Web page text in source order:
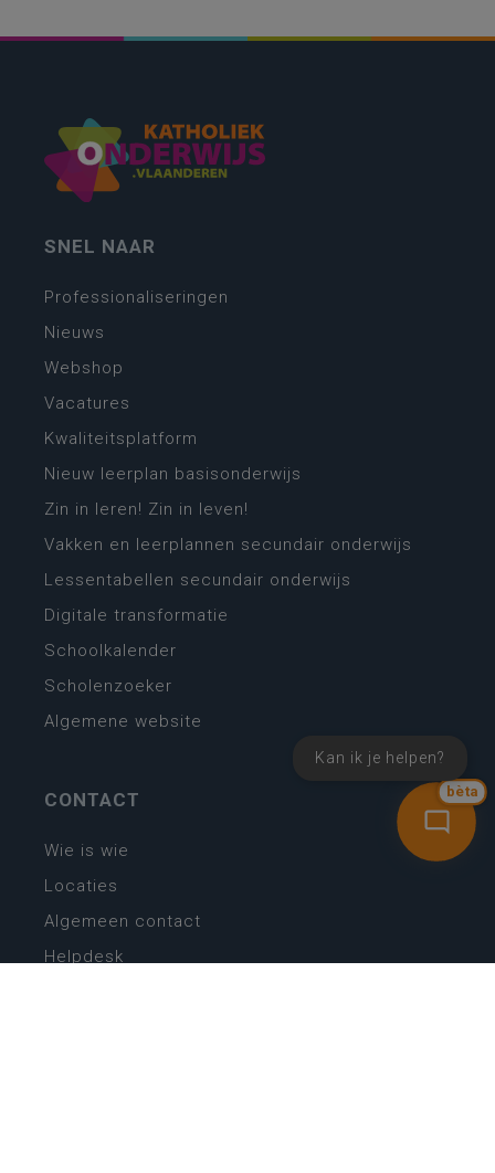
bèta
Kan ik je helpen?
SNEL NAAR
Professionaliseringen
Nieuws
Webshop
Vacatures
Kwaliteitsplatform
Nieuw leerplan basisonderwijs
Zin in leren! Zin in leven!
Vakken en leerplannen secundair onderwijs
Lessentabellen secundair onderwijs
Digitale transformatie
Schoolkalender
Scholenzoeker
Algemene website
CONTACT
Wie is wie
Locaties
Algemeen contact
Helpdesk